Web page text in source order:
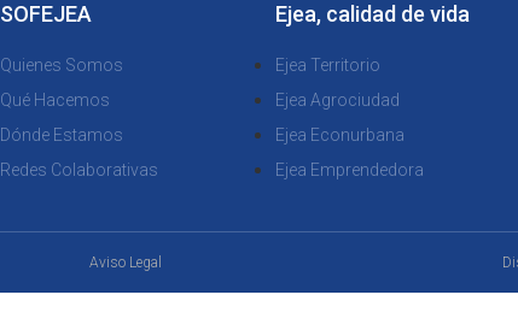
SOFEJEA
Quienes Somos
Qué Hacemos
Dónde Estamos
Redes Colaborativas
Ejea, calidad de vida
Ejea Territorio
Ejea Agrociudad
Ejea Econurbana
Ejea Emprendedora
Aviso Legal